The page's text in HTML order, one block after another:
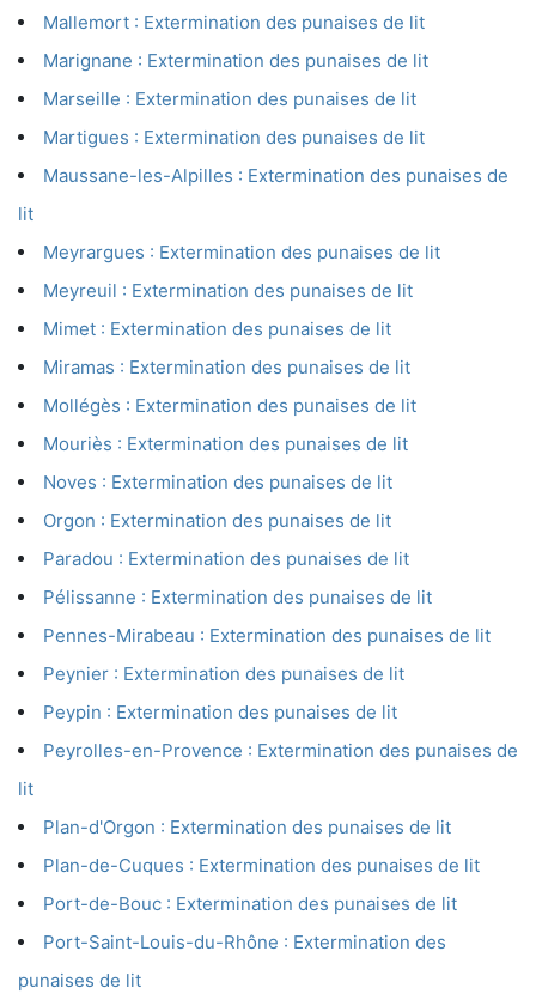
Mallemort : Extermination des punaises de lit
Marignane : Extermination des punaises de lit
Marseille : Extermination des punaises de lit
Martigues : Extermination des punaises de lit
Maussane-les-Alpilles : Extermination des punaises de
lit
Meyrargues : Extermination des punaises de lit
Meyreuil : Extermination des punaises de lit
Mimet : Extermination des punaises de lit
Miramas : Extermination des punaises de lit
Mollégès : Extermination des punaises de lit
Mouriès : Extermination des punaises de lit
Noves : Extermination des punaises de lit
Orgon : Extermination des punaises de lit
Paradou : Extermination des punaises de lit
Pélissanne : Extermination des punaises de lit
Pennes-Mirabeau : Extermination des punaises de lit
Peynier : Extermination des punaises de lit
Peypin : Extermination des punaises de lit
Peyrolles-en-Provence : Extermination des punaises de
lit
Plan-d'Orgon : Extermination des punaises de lit
Plan-de-Cuques : Extermination des punaises de lit
Port-de-Bouc : Extermination des punaises de lit
Port-Saint-Louis-du-Rhône : Extermination des
punaises de lit